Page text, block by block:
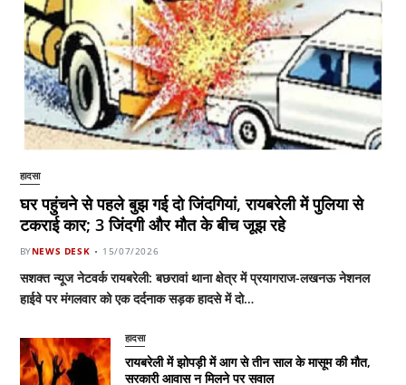
हादसा
घर पहुंचने से पहले बुझ गई दो जिंदगियां, रायबरेली में पुलिया से
टकराई कार; 3 जिंदगी और मौत के बीच जूझ रहे
BYNEWS DESK 15/07/2026
सशक्त न्यूज नेटवर्क रायबरेली: बछरावां थाना क्षेत्र में प्रयागराज-लखनऊ नेशनल
हाईवे पर मंगलवार को एक दर्दनाक सड़क हादसे में दो…
हादसा
रायबरेली में झोपड़ी में आग से तीन साल के मासूम की मौत,
सरकारी आवास न मिलने पर सवाल